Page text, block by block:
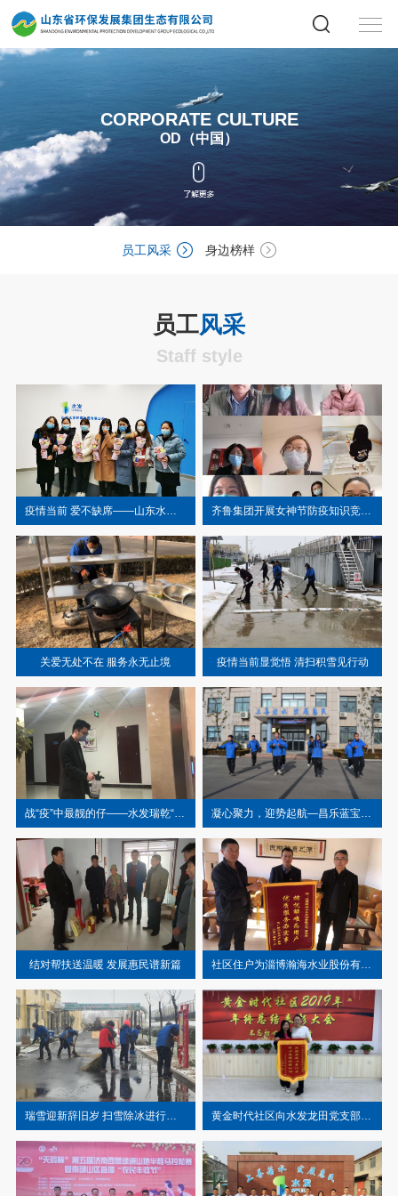
CORPORATE CULTURE
OD（中国）
员工风采 身边榜样
员工风采
Staff style
疫情当前 爱不缺席——山东水发环境治理有限公司开展三八节活动 齐鲁集团开展女神节防疫知识竞答活动
关爱无处不在 服务永无止境 疫情当前显觉悟 清扫积雪见行动
战“疫”中最靓的仔——水发瑞乾“90后”员工冲在防疫第一线 凝心聚力，迎势起航—昌乐蓝宝石水务发展有限公司首次年会活动
结对帮扶送温暖 发展惠民谱新篇 社区住户为淄博瀚海水业股份有限公司送锦旗表谢意
瑞雪迎新辞旧岁 扫雪除冰进行时——昌乐蓝宝石水务发展有限公司清扫积雪纪实 黄金时代社区向水发龙田党支部授予锦旗